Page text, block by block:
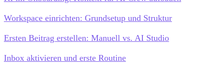
Workspace einrichten: Grundsetup und Struktur
Ersten Beitrag erstellen: Manuell vs. AI Studio
Inbox aktivieren und erste Routine